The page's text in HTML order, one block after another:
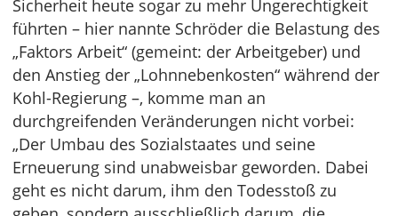
Sicherheit heute sogar zu mehr Ungerechtigkeit
führten – hier nannte Schröder die Belastung des
„Faktors Arbeit“ (gemeint: der Arbeitgeber) und
den Anstieg der „Lohnnebenkosten“ während der
Kohl-Regierung –, komme man an
durchgreifenden Veränderungen nicht vorbei:
„Der Umbau des Sozialstaates und seine
Erneuerung sind unabweisbar geworden. Dabei
geht es nicht darum, ihm den Todesstoß zu